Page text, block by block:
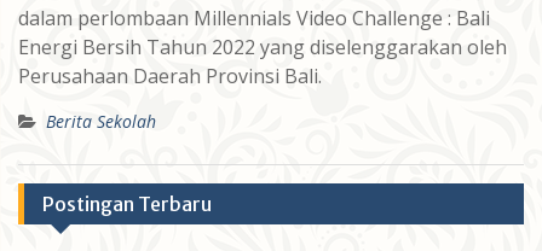
dalam perlombaan Millennials Video Challenge : Bali
Energi Bersih Tahun 2022 yang diselenggarakan oleh
Perusahaan Daerah Provinsi Bali.
Berita Sekolah
Postingan Terbaru